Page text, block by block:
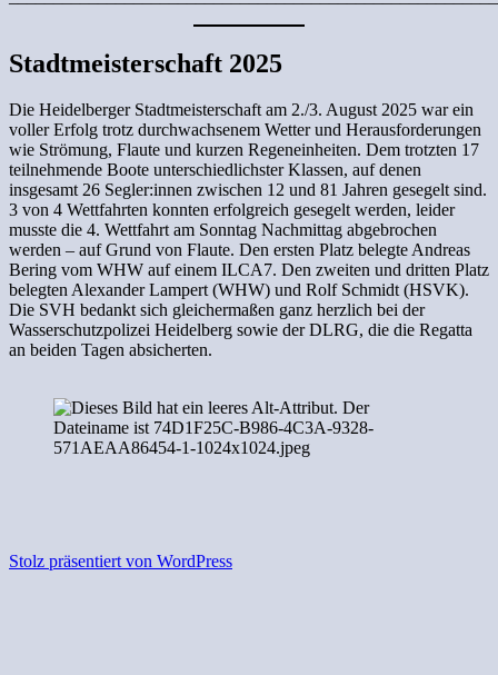
Stadtmeisterschaft 2025
Die Heidelberger Stadtmeisterschaft am 2./3. August 2025 war ein
voller Erfolg trotz durchwachsenem Wetter und Herausforderungen
wie Strömung, Flaute und kurzen Regeneinheiten. Dem trotzten 17
teilnehmende Boote unterschiedlichster Klassen, auf denen
insgesamt 26 Segler:innen zwischen 12 und 81 Jahren gesegelt sind.
3 von 4 Wettfahrten konnten erfolgreich gesegelt werden, leider
musste die 4. Wettfahrt am Sonntag Nachmittag abgebrochen
werden – auf Grund von Flaute. Den ersten Platz belegte Andreas
Bering vom WHW auf einem ILCA7. Den zweiten und dritten Platz
belegten Alexander Lampert (WHW) und Rolf Schmidt (HSVK).
Die SVH bedankt sich gleichermaßen ganz herzlich bei der
Wasserschutzpolizei Heidelberg sowie der DLRG, die die Regatta
an beiden Tagen absicherten.
Stolz präsentiert von WordPress